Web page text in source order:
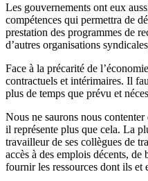
Les gouvernements ont eux
compétences qui permettra de
prestation des programmes de
d’autres organisations
Face à la précarité de
contractuels et intérimaires. Il
plus de temps que prévu et
Nous ne saurons nous
il représente plus que cela. La
travailleur de ses collègues de
accès à des emplois décents,
fournir les ressources dont ils et